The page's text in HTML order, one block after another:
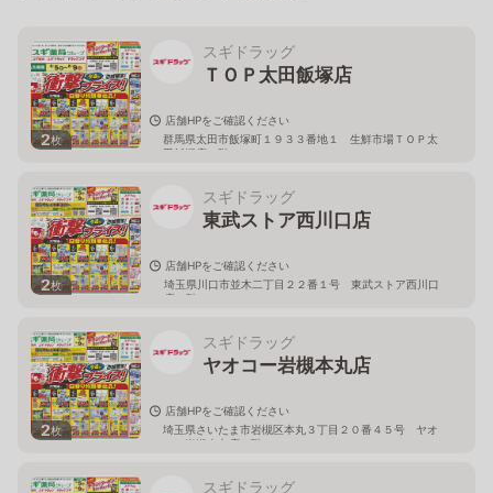
2枚
スギドラッグ
ＴＯＰ太田飯塚店
店舗HPをご確認ください
群馬県太田市飯塚町１９３３番地１ 生鮮市場ＴＯＰ太
田飯塚店１階
2枚
スギドラッグ
東武ストア西川口店
店舗HPをご確認ください
埼玉県川口市並木二丁目２２番１号 東武ストア西川口
店２階
2枚
スギドラッグ
ヤオコー岩槻本丸店
店舗HPをご確認ください
埼玉県さいたま市岩槻区本丸３丁目２０番４５号 ヤオ
コー岩槻本丸店２階
スギドラッグ